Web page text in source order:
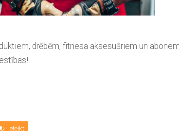
drēbēm, fitnesa aksesuāriem un
Ieteikt